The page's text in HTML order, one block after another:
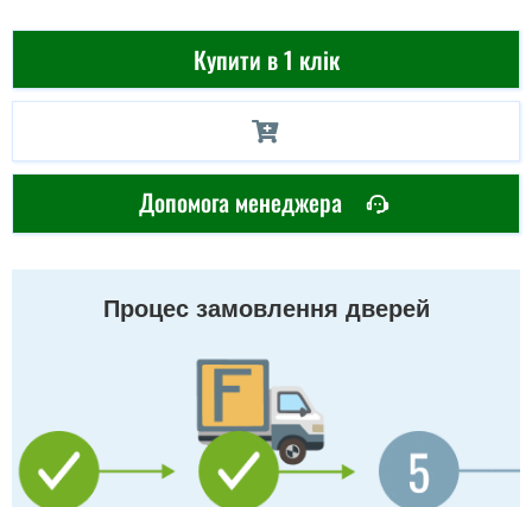
Купити в 1 клік
Допомога менеджера
Процес замовлення дверей